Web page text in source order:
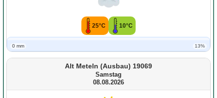
25°C 10°C
0 mm 13%
Alt Meteln (Ausbau) 19069
Samstag
08.08.2026